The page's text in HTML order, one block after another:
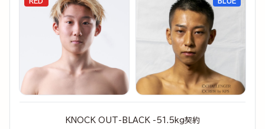
KNOCK OUT-BLACK -51.5kg契約